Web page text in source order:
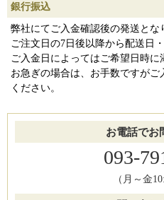
銀行振込
弊社にてご入金確認後の発送とな
ご注文日の7日後以降から配送日
ご入金日によってはご希望日時に
お急ぎの場合は、お手数ですが
ください。
お電話でお
093-
（月～金